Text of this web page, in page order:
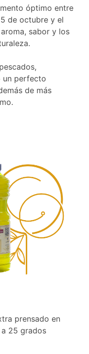
óptimo entre
de octubre y el
sabor y los
un perfecto
de más
prensado en
25 grados